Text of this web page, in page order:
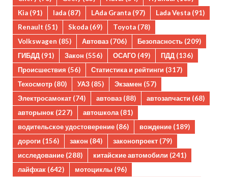
Kia (91) lada (87) LAda Granta (97) Lada Vesta (91)
Renault (51) Skoda (69) Toyota (78)
Volkswagen (85) Автоваз (706) Безопасность (209)
ГИБДД (91) Закон (556) ОСАГО (49) ПДД (136)
Происшествия (56) Статистика и рейтинги (317)
Техосмотр (80) УАЗ (85) Экзамен (57)
Электросамокат (74) автоваз (88) автозапчасти (68)
авторынок (227) автошкола(81)
водительское удостоверение (86) вождение (189)
дороги (156) закон (84) законопроект (79)
исследование (288) китайские автомобили (241)
лайфхак (642) мотоциклы (96)